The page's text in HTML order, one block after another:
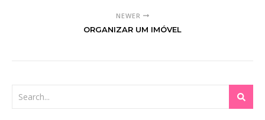
NEWER
ORGANIZAR UM IMÓVEL